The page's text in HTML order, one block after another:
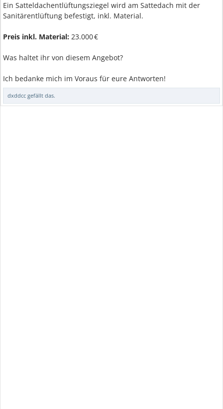
Ein Satteldachentlüftungsziegel wird am Sattedach mit der
Sanitärentlüftung befestigt, inkl. Material.
Preis inkl. Material: 23.000 €
Was haltet ihr von diesem Angebot?
Ich bedanke mich im Voraus für eure Antworten!
dxddcc gefällt das.